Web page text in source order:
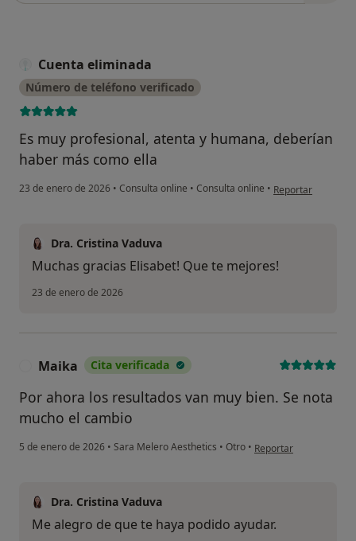
Cuenta eliminada
Número de teléfono verificado
Es muy profesional, atenta y humana, deberían
haber más como ella
23 de enero de 2026 • Consulta online • Consulta online • en opinión del
Reportar
Dra. Cristina Vaduva
Muchas gracias Elisabet! Que te mejores!
23 de enero de 2026
Maika Cita verificada
Por ahora los resultados van muy bien. Se nota
mucho el cambio
5 de enero de 2026 • Sara Melero Aesthetics • Otro • en opinión del usuario
Reportar
Dra. Cristina Vaduva
Me alegro de que te haya podido ayudar.